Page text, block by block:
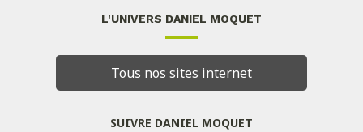
L'UNIVERS DANIEL MOQUET
Tous nos sites internet
SUIVRE DANIEL MOQUET